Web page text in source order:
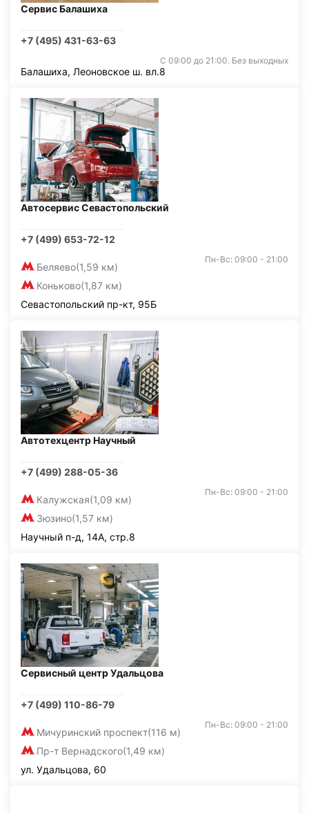
Сервис Балашиха
+7 (495) 431-63-63
С 09:00 до 21:00. Без выходных
Балашиха, Леоновское ш. вл.8
Автосервис Севастопольский
+7 (499) 653-72-12
Беляево(1,59 км)
Коньково(1,87 км)
Пн-Вс: 09:00 - 21:00
Севастопольский пр-кт, 95Б
Автотехцентр Научный
+7 (499) 288-05-36
Калужская(1,09 км)
Зюзино(1,57 км)
Пн-Вс: 09:00 - 21:00
Научный п-д, 14А, стр.8
Сервисный центр Удальцова
+7 (499) 110-86-79
Мичуринский проспект(116 м)
Пр-т Вернадского(1,49 км)
Пн-Вс: 09:00 - 21:00
ул. Удальцова, 60